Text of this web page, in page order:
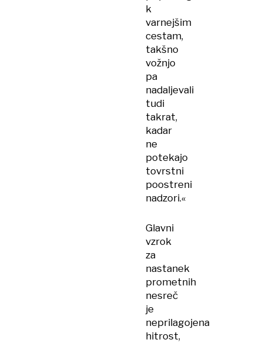
k
varnejšim
cestam,
takšno
vožnjo
pa
nadaljevali
tudi
takrat,
kadar
ne
potekajo
tovrstni
poostreni
nadzori.«
Glavni
vzrok
za
nastanek
prometnih
nesreč
je
neprilagojena
hitrost,